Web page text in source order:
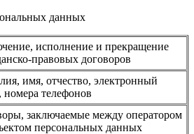
данных
исполнение и прекращение
правовых договоров
имя, отчество, электронный
номера телефонов
заключаемые между оператором
персональных данных